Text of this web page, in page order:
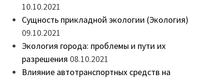
10.10.2021
Сущность прикладной экологии (Экология)
09.10.2021
Экология города: проблемы и пути их
разрешения 08.10.2021
Влияние автотранспортных средств на